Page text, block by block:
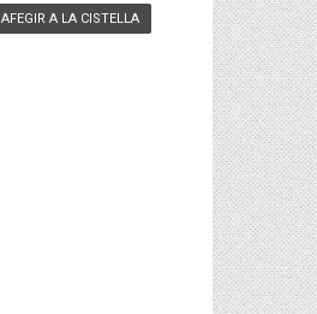
AFEGIR A LA CISTELLA